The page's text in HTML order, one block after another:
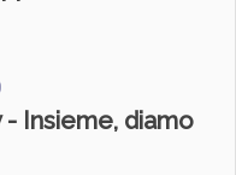
Insieme, diamo